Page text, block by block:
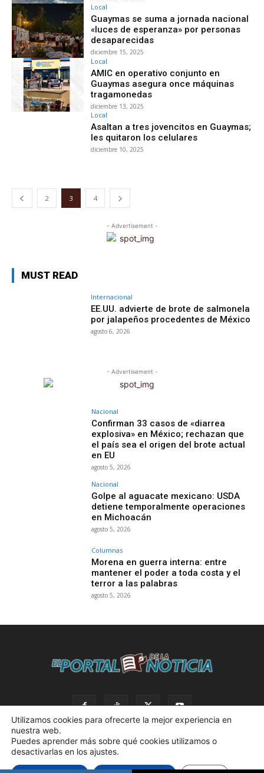
Local
Guaymas se suma a jornada nacional
«luces de esperanza» por personas
desaparecidas
diciembre 15, 2025
Local
AMIC en operativo conjunto en
Guaymas asegura once máquinas
tragamonedas
diciembre 13, 2025
Local
Asaltan a tres jovencitos en Guaymas;
les quitaron los celulares
diciembre 10, 2025
2 3 4
- Advertisement -
MUST READ
Internacional
EE.UU. advierte de brote de salmonela
por jalapeños procedentes de México
agosto 6, 2026
- Advertisement -
Nacional
Confirman 33 casos de «diarrea
explosiva» en México; rechazan que
el país sea el origen del brote actual
en EU
agosto 5, 2026
Nacional
Golpe al aguacate mexicano: USDA
detiene temporalmente operaciones
en Michoacán
agosto 5, 2026
Columnas
Morena en guerra interna: entre
mantener el poder a toda costa y el
terror a las palabras
agosto 5, 2026
© 2023 El Portal de la Noticia. Todos los derechos reservados. |
Utilizamos cookies para ofrecerte la mejor experiencia en
nuestra web.
Puedes aprender más sobre qué cookies utilizamos o
desactivarlas en los ajustes.